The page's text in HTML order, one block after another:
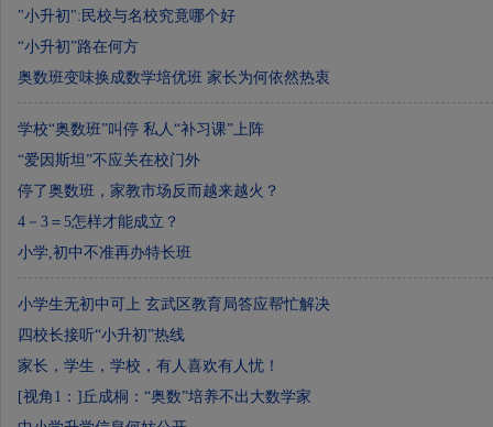
"小升初":民校与名校究竟哪个好
“小升初”路在何方
奥数班变味换成数学培优班 家长为何依然热衷
学校“奥数班”叫停 私人“补习课”上阵
“爱因斯坦”不应关在校门外
停了奥数班，家教市场反而越来越火？
4－3＝5怎样才能成立？
小学,初中不准再办特长班
小学生无初中可上 玄武区教育局答应帮忙解决
四校长接听“小升初”热线
家长，学生，学校，有人喜欢有人忧！
[视角1：]丘成桐：“奥数”培养不出大数学家